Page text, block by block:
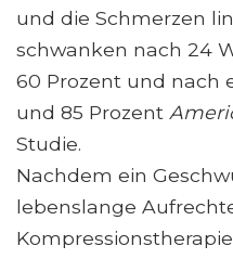
und die Schmerzen
schwanken nach 24
60 Prozent und nach
und 85 Prozent
Studie.
Nachdem ein
lebenslange